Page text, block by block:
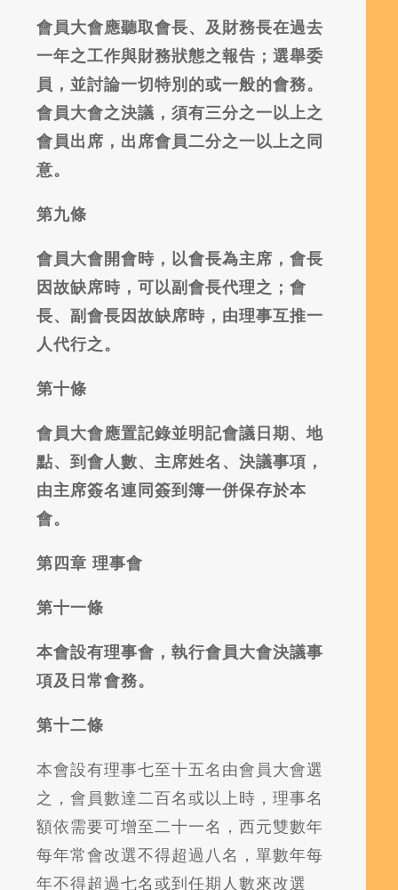
會員大會應聽取會長、及財務長在過去
一年之工作與財務狀態之報告；選舉委
員，並討論一切特別的或一般的會務。
會員大會之決議，須有三分之一以上之
會員出席，出席會員二分之一以上之同
意。
第九條
會員大會開會時，以會長為主席，會長
因故缺席時，可以副會長代理之；會
長、副會長因故缺席時，由理事互推一
人代行之。
第十條
會員大會應置記錄並明記會議日期、地
點、到會人數、主席姓名、決議事項，
由主席簽名連同簽到簿一併保存於本
會。
第四章 理事會
第十一條
本會設有理事會，執行會員大會決議事
項及日常會務。
第十二條
本會設有理事七至十五名由會員大會選
之，會員數達二百名或以上時，理事名
額依需要可增至二十一名，西元雙數年
每年常會改選不得超過八名，單數年每
年不得超過七名或到任期人數來改選